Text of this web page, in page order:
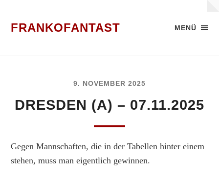
MENÜ
FRANKOFANTAST
9. NOVEMBER 2025
DRESDEN (A) – 07.11.2025
Gegen Mannschaften, die in der Tabellen hinter einem
stehen, muss man eigentlich gewinnen.